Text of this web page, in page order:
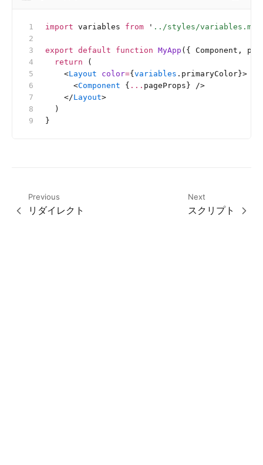
import variables from ' ../styles/
export default function MyApp ({ Component,
  return
(
    <
Layout color={ variables .primaryColor}>
      <
Component { ... pageProps} />
    </
Layout>
  )
}
Previous
リダイレクト
Next
スクリプト